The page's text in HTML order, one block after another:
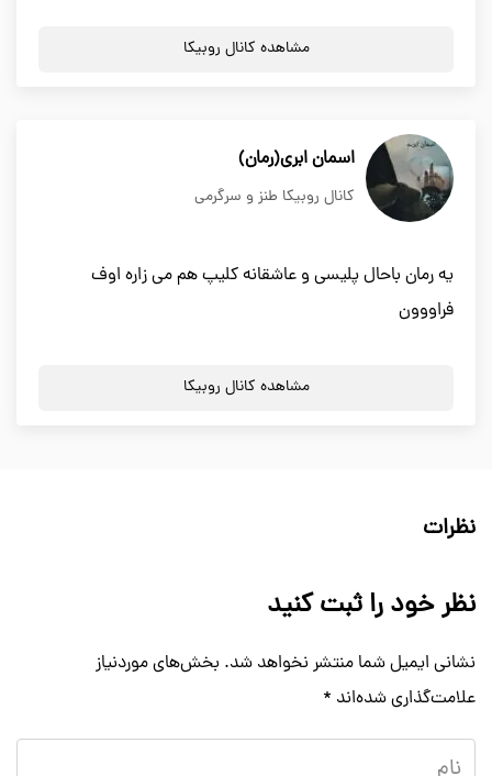
مشاهده کانال روبیکا
اسمان ابری(رمان)
کانال روبیکا طنز و سرگرمی
یه رمان باحال پلیسی و عاشقانه کلیپ هم می زاره اوف
فراووون
مشاهده کانال روبیکا
نظرات
نظر خود را ثبت کنید
نشانی ایمیل شما منتشر نخواهد شد. بخش‌های موردنیاز
علامت‌گذاری شده‌اند *